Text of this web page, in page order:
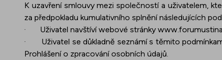
K uzavření smlouvy mezi společností a uživatelem,
za předpokladu kumulativního splnění následujících
· Uživatel navštíví webové stránky
· Uživatel se důkladně seznámí s těmito
Prohlášení o zpracování osobních údajů.